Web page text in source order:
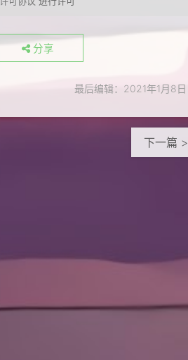
分享
最后编辑：2021年1月8日
下一篇 >